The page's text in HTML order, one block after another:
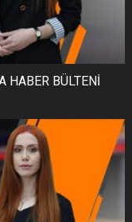
HABER BÜLTENİ